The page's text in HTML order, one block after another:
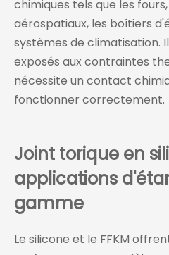
chimiques tels que les
aérospatiaux, les boîtiers
systèmes de climatisation.
exposés aux contraintes
nécessite un contact
fonctionner correctement.
Joint torique en
applications
gamme
Le silicone et le FFKM